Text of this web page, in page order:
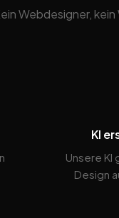
Webdesigner,
KI
Unsere KI
Design